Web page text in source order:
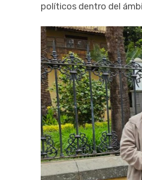
políticos dentro del